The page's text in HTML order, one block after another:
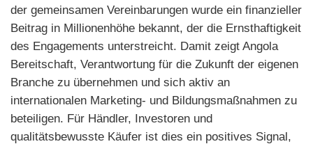
der gemeinsamen Vereinbarungen wurde ein finanzieller
Beitrag in Millionenhöhe bekannt, der die Ernsthaftigkeit
des Engagements unterstreicht. Damit zeigt Angola
Bereitschaft, Verantwortung für die Zukunft der eigenen
Branche zu übernehmen und sich aktiv an
internationalen Marketing- und Bildungsmaßnahmen zu
beteiligen. Für Händler, Investoren und
qualitätsbewusste Käufer ist dies ein positives Signal,